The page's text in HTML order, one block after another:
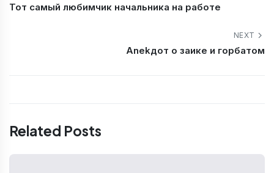
Тот самый любимчик начальника на работе
NEXT
Аnekдот о заике и горбатом
Related Posts